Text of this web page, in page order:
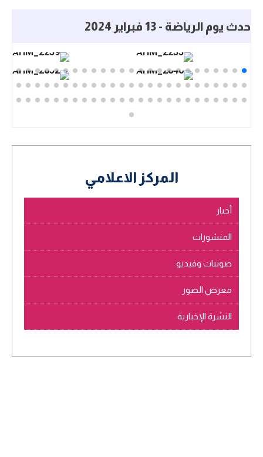
المركز الاعلامي
أخبار
المنشورات
صوتيات وفيديو
معرض الصور
النشرة الإخبارية
حدث يوم الرياضة - 13 فبراير 2024